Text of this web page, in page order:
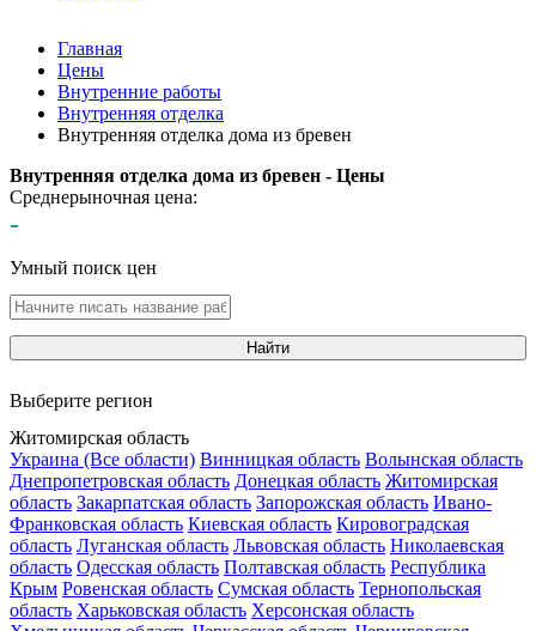
Главная
Цены
Внутренние работы
Внутренняя отделка
Внутренняя отделка дома из бревен
Внутренняя отделка дома из бревен - Цены
Среднерыночная цена:
-
Умный поиск цен
Найти
Выберите регион
Житомирская область
Украина (Все области) Винницкая область Волынская область
Днепропетровская область Донецкая область Житомирская
область Закарпатская область Запорожская область Ивано-
Франковская область Киевская область Кировоградская
область Луганская область Львовская область Николаевская
область Одесская область Полтавская область Республика
Крым Ровенская область Сумская область Тернопольская
область Харьковская область Херсонская область